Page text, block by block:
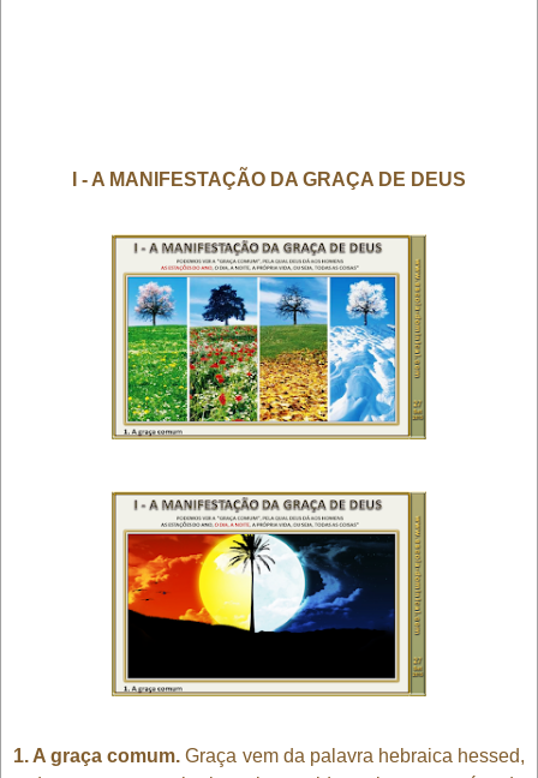
I - A MANIFESTAÇÃO DA GRAÇA DE DEUS
1. A graça comum. Graça vem da palavra hebraica hessed,